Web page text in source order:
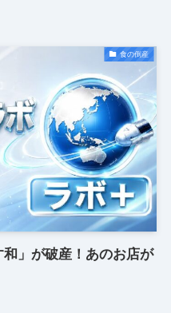
食の倒産
和」が破産！あのお店が